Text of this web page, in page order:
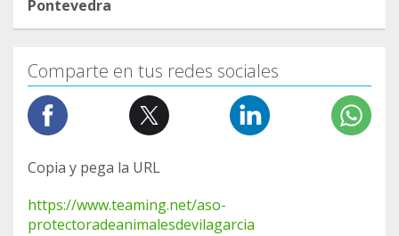
Pontevedra
Comparte en tus redes sociales
Copia y pega la URL
https://www.teaming.net/aso-
protectoradeanimalesdevilagarcia